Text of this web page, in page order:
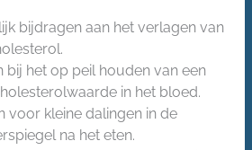
bijdragen aan het verlagen van
bij het op peil houden van een
in het bloed.
voor kleine dalingen in de
na het eten.